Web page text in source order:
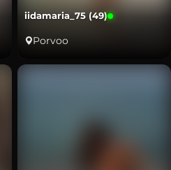
iidamaria_75 (49)
Porvoo